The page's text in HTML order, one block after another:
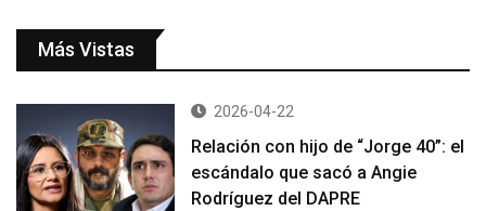
Más Vistas
2026-04-22
Relación con hijo de “Jorge 40”: el
escándalo que sacó a Angie
Rodríguez del DAPRE